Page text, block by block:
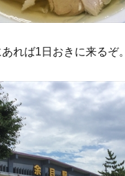
れば1日おきに来るぞ。